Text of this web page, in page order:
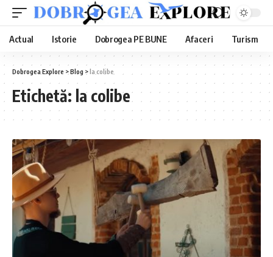
Actual Istorie Dobrogea PE BUNE Afaceri Turism
Dobrogea Explore >Blog >la colibe
Etichetă: la colibe